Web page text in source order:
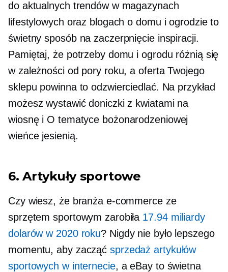
do aktualnych trendów w magazynach
lifestylowych oraz blogach o domu i ogrodzie to
świetny sposób na zaczerpnięcie inspiracji.
Pamiętaj, że potrzeby domu i ogrodu różnią się
w zależności od pory roku, a oferta Twojego
sklepu powinna to odzwierciedlać. Na przykład
możesz wystawić doniczki z kwiatami na
wiosnę i O tematyce bożonarodzeniowej
wieńce jesienią.
6. Artykuły sportowe
Czy wiesz, że branża e-commerce ze
sprzętem sportowym zarobiła 17.94 miliardy
dolarów w 2020 roku? Nigdy nie było lepszego
momentu, aby zacząć sprzedaż artykułów
sportowych w internecie, a eBay to świetna